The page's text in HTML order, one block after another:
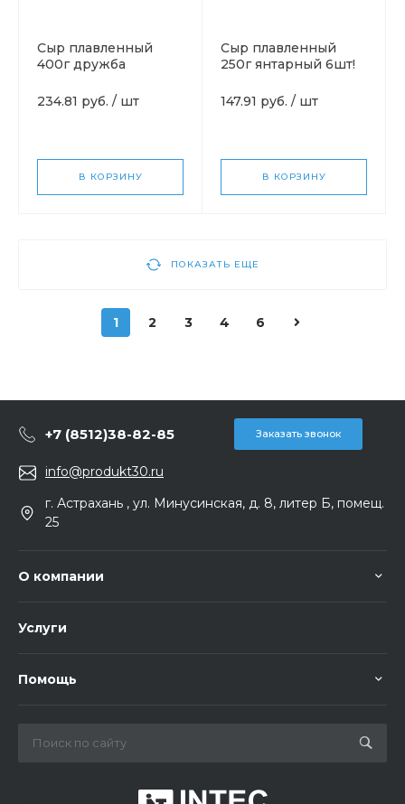
Сыр плавленный
400г дружба
234.81 руб. / шт
В КОРЗИНУ
Сыр плавленный
250г янтарный 6шт!
147.91 руб. / шт
В КОРЗИНУ
ПОКАЗАТЬ ЕЩЕ
1 2 3 4 6
+7 (8512)38-82-85 Заказать звонок
info@produkt30.ru
г. Астрахань , ул. Минусинская, д. 8, литер Б, помещ.
25
О компании
Услуги
Помощь